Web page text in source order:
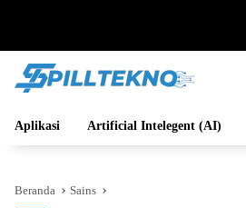
Aplikasi Artificial Intelegent (AI)
Beranda Sains